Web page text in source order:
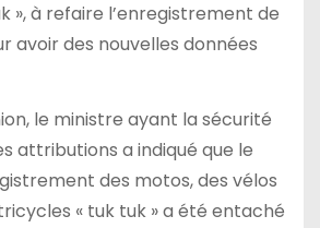
», à refaire l’enregistrement de
avoir des nouvelles données
le ministre ayant la sécurité
attributions a indiqué que le
des motos, des vélos
« tuk tuk » a été entaché